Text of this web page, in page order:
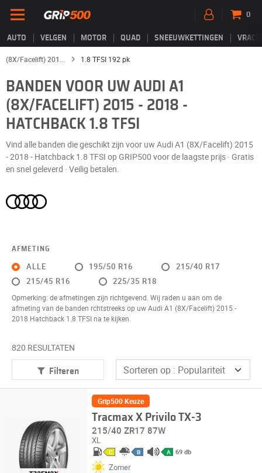
AUTO VELGEN MOTOR QUAD SNEEUWKETTINGEN
0
(8X/Facelift) 201... 1.8 TFSI 192 pk
BANDEN VOOR UW AUDI A1
(8X/FACELIFT) 2015 - 2018 -
HATCHBACK 1.8 TFSI
Vind alle banden die geschikt zijn voor uw Audi A1 (8X/Facelift) 2015
- 2018 - Hatchback 1.8 TFSI op GRIP500 voor de laagste prijs · Gratis
en snel geleverd · Veilig betalen.
AFMETING
ALLE 195/50 R16
215/40 R17
215/45 R16
225/35 R18
Opmerking: de afmetingen zijn richtgevend. Wij raden u aan om de
afmeting van de banden rchtstreeks op uw Audi A1 (8X/Facelift) 2015 -
2018 Hatchback 1.8 TFSI na te kijken.
820 RESULTATEN
Filteren
Grip500 Keuze
Tracmax X Privilo TX-3
215/40 ZR17 87W
XL
C B A 69 db
Zomer